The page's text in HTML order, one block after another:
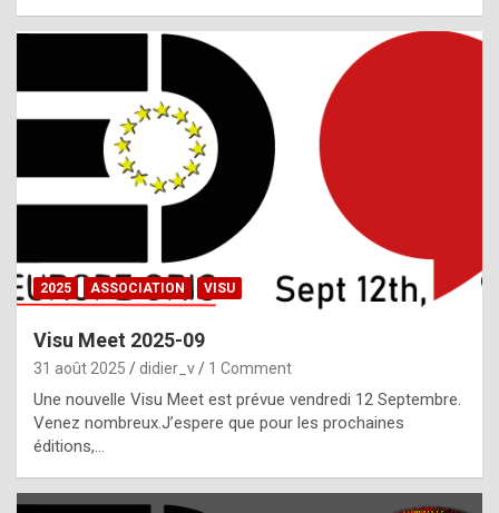
i
l
,
g
h
t
f
2025 ASSOCIATION VISU
Visu Meet 2025-09
31 août 2025 didier_v 1 Comment
Une nouvelle Visu Meet est prévue vendredi 12 Septembre.
Venez nombreux.J’espere que pour les prochaines
éditions,…